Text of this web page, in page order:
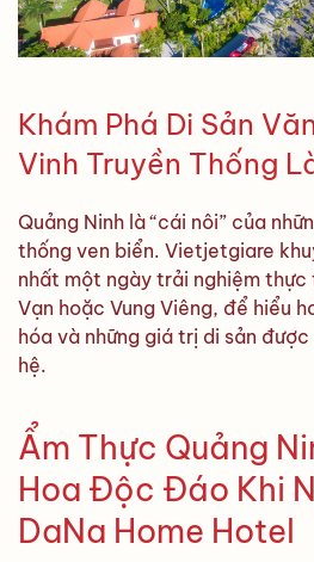
Khám Phá Di Sản
Vinh Truyền Thống
Quảng Ninh là “cái nôi” của
thống ven biển. Vietjetgiare
nhất một ngày trải nghiệm
Vạn hoặc Vung Viêng, để hiểu
hóa và những giá trị di sản
hệ.
Ẩm Thực Quảng
Hoa Độc Đáo Khi
DaNa Home Hotel